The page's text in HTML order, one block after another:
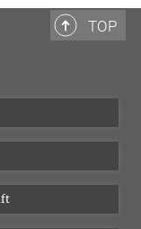
TOP